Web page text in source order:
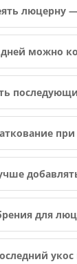
люцерну
можно
для